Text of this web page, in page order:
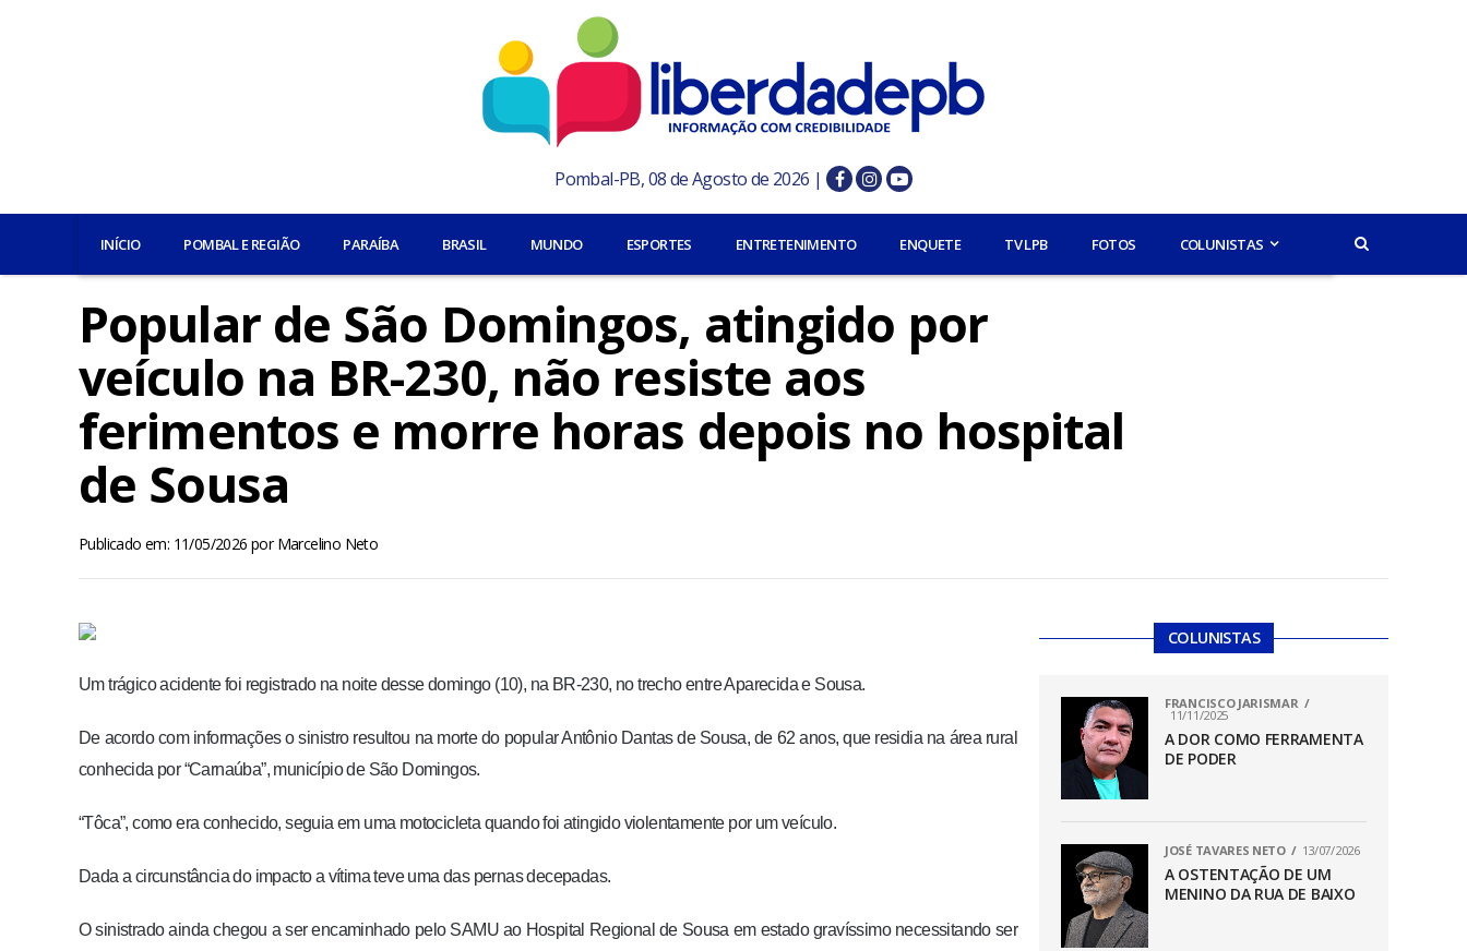
Pombal-PB, 08 de Agosto de 2026 |
INÍCIO POMBAL E REGIÃO PARAÍBA BRASIL MUNDO ESPORTES ENTRETENIMENTO ENQUETE TV LPB FOTOS COLUNISTAS
Popular de São Domingos, atingido por
veículo na BR-230, não resiste aos
ferimentos e morre horas depois no hospital
de Sousa
Publicado em: 11/05/2026 porMarcelino Neto
Um trágico acidente foi registrado na noite desse domingo (10), na BR-230, no trecho entre Aparecida e Sousa.
De acordo com informações o sinistro resultou na morte do popular Antônio Dantas de Sousa, de 62 anos, que residia na área rural
conhecida por “Carnaúba”, município de São Domingos.
“Tôca”, como era conhecido, seguia em uma motocicleta quando foi atingido violentamente por um veículo.
Dada a circunstância do impacto a vítima teve uma das pernas decepadas.
O sinistrado ainda chegou a ser encaminhado pelo SAMU ao Hospital Regional de Sousa em estado gravíssimo necessitando ser
COLUNISTAS
FRANCISCO JARISMAR
11/11/2025
A DOR COMO FERRAMENTA
DE PODER
JOSÉ TAVARES NETO 13/07/2026
A OSTENTAÇÃO DE UM
MENINO DA RUA DE BAIXO